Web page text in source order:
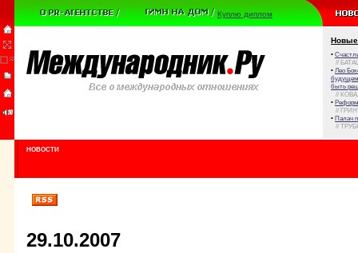
Куплю диплом
Новые
•
//
• Лео
будущем
быть
//
•
//
• Палач
//
НОВОСТИ
29.10.2007